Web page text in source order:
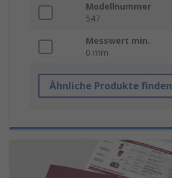
Modellnummer
547
Messwert min.
0 mm
Ähnliche Produkte finden